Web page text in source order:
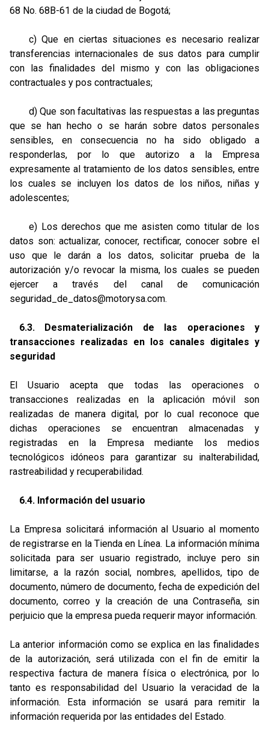
68 No. 68B-61 de la ciudad de Bogotá;
c) Que en ciertas situaciones es necesario realizar
transferencias internacionales de sus datos para cumplir
con las finalidades del mismo y con las obligaciones
contractuales y pos contractuales;
d) Que son facultativas las respuestas a las preguntas
que se han hecho o se harán sobre datos personales
sensibles, en consecuencia no ha sido obligado a
responderlas, por lo que autorizo a la Empresa
expresamente al tratamiento de los datos sensibles, entre
los cuales se incluyen los datos de los niños, niñas y
adolescentes;
e) Los derechos que me asisten como titular de los
datos son: actualizar, conocer, rectificar, conocer sobre el
uso que le darán a los datos, solicitar prueba de la
autorización y/o revocar la misma, los cuales se pueden
ejercer a través del canal de comunicación
seguridad_de_datos@motorysa.com.
6.3. Desmaterialización de las operaciones y
transacciones realizadas en los canales digitales y
seguridad
El Usuario acepta que todas las operaciones o
transacciones realizadas en la aplicación móvil son
realizadas de manera digital, por lo cual reconoce que
dichas operaciones se encuentran almacenadas y
registradas en la Empresa mediante los medios
tecnológicos idóneos para garantizar su inalterabilidad,
rastreabilidad y recuperabilidad.
6.4. Información del usuario
La Empresa solicitará información al Usuario al momento
de registrarse en la Tienda en Línea. La información mínima
solicitada para ser usuario registrado, incluye pero sin
limitarse, a la razón social, nombres, apellidos, tipo de
documento, número de documento, fecha de expedición del
documento, correo y la creación de una Contraseña, sin
perjuicio que la empresa pueda requerir mayor información.
La anterior información como se explica en las finalidades
de la autorización, será utilizada con el fin de emitir la
respectiva factura de manera física o electrónica, por lo
tanto es responsabilidad del Usuario la veracidad de la
información. Esta información se usará para remitir la
información requerida por las entidades del Estado.